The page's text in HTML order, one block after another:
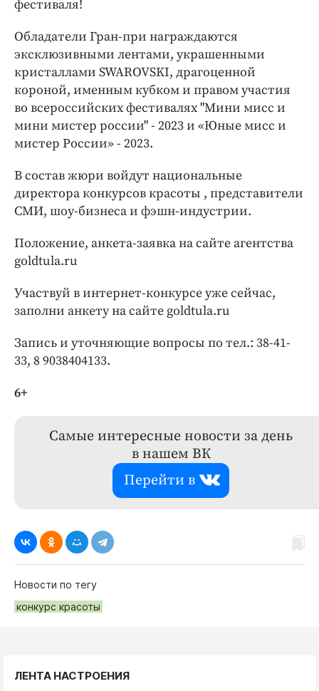
фестиваля!
Обладатели Гран-при награждаются
эксклюзивными лентами, украшенными
кристаллами SWAROVSKI, драгоценной
короной, именным кубком и правом участия
во всероссийских фестивалях "Мини мисс и
мини мистер россии" - 2023 и «Юные мисс и
мистер России» - 2023.
В состав жюри войдут национальные
директора конкурсов красоты , представители
СМИ, шоу-бизнеса и фэшн-индустрии.
Положение, анкета-заявка на сайте агентства
goldtula.ru
Участвуй в интернет-конкурсе уже сейчас,
заполни анкету на сайте goldtula.ru
Запись и уточняющие вопросы по тел.: 38-41-
33, 8 9038404133.
6+
Самые интересные новости за день
в нашем ВК
Перейти в
Новости по тегу
конкурс красоты
ЛЕНТА НАСТРОЕНИЯ